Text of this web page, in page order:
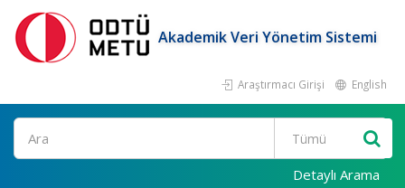
Akademik Veri Yönetim Sistemi
Araştırmacı Girişi English
Ara
Detaylı Arama